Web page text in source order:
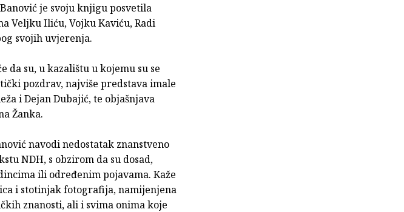
je svoju knjigu posvetila
Veljku Iliću, Vojku Kaviću, Radi
svojih uvjerenja.
da su, u kazalištu u kojemu su se
pozdrav, najviše predstava imale
i Dejan Dubajić, te objašnjava
Žanka.
navodi nedostatak znanstveno
NDH, s obzirom da su dosad,
ili određenim pojavama. Kaže
i stotinjak fotografija, namijenjena
znanosti, ali i svima onima koje